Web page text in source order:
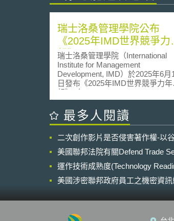
瑞士洛桑管理學院公布
《2025年IMD世界競爭力
報》
瑞士洛桑管理學院（International
Institute for Management
Development, IMD）於2025年6月
日發布《2025年IMD世界競爭力年
報》（IMD World Competitiveness
Yearbook），針對全球69個國家
區，從「經濟表現」、「政府效
能」、「企業效能」及「基礎建設
坡與香港分列前三，展現其制度穩
性與政策應變能力的優勢。 排名第一
的瑞士，擁有強健的制度架構，且
「政府效能」與「基礎建設」表現
越，然瑞士在「經濟表現」與「企
效能」表現略有下滑，主要與公共
映，公共部門合約對外國投標者開
程度不足，限制市場競爭並影響外
最多人閱讀
二次創作影片是否侵害著作權-以
美國聯邦法院有關Defend Trade
運作技術成熟度(Technology
美國涉密聯邦政府員工之機密資